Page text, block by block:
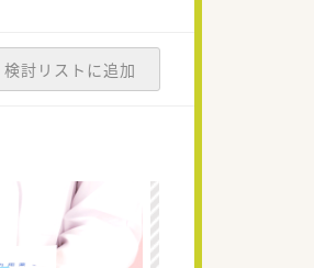
検討リストに追加